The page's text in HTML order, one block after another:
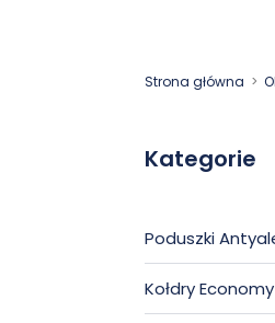
Strona główna
Kategorie
Poduszki
Kołdry